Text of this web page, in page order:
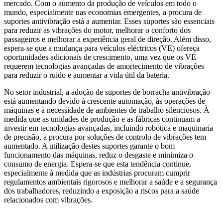
mercado. Com o aumento da produção de veículos em todo o
mundo, especialmente nas economias emergentes, a procura de
suportes antivibração está a aumentar. Esses suportes são essenciais
para reduzir as vibrações do motor, melhorar o conforto dos
passageiros e melhorar a experiência geral de direção. Além disso,
espera-se que a mudança para veículos eléctricos (VE) ofereça
oportunidades adicionais de crescimento, uma vez que os VE
requerem tecnologias avançadas de amortecimento de vibrações
para reduzir o ruído e aumentar a vida útil da bateria.
No setor industrial, a adoção de suportes de borracha antivibração
está aumentando devido à crescente automação, às operações de
máquinas e à necessidade de ambientes de trabalho silenciosos. À
medida que as unidades de produção e as fábricas continuam a
investir em tecnologias avançadas, incluindo robótica e maquinaria
de precisão, a procura por soluções de controlo de vibrações tem
aumentado. A utilização destes suportes garante o bom
funcionamento das máquinas, reduz o desgaste e minimiza o
consumo de energia. Espera-se que esta tendência continue,
especialmente à medida que as indústrias procuram cumprir
regulamentos ambientais rigorosos e melhorar a saúde e a segurança
dos trabalhadores, reduzindo a exposição a riscos para a saúde
relacionados com vibrações.